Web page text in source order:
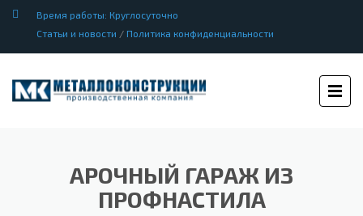
Время работы: Круглосуточно
Статьи и новости / Политика конфиденциальности
АРОЧНЫЙ ГАРАЖ ИЗ
ПРОФНАСТИЛА